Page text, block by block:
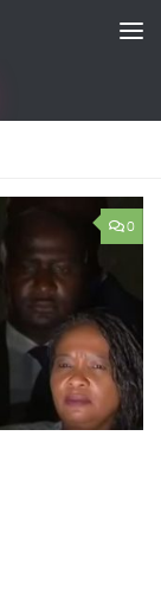
0